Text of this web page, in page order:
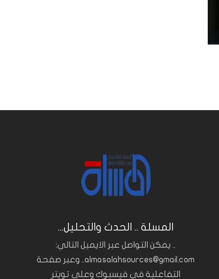
المسلة .. الحدث والتحليل...
.. يمكن التواصل عبر الايميل التالي:
almasalahsources@gmail.com.. وعبر صفحة
التفاعلية في فيسبوك وعلى تويتر